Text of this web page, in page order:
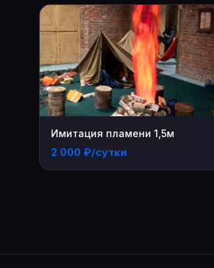
Имитация пламени 1,5м
2 000 ₽/сутки